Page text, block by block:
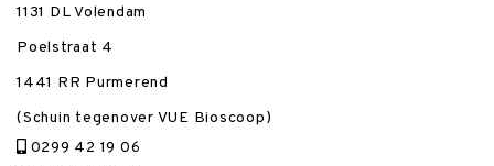
1131 DL Volendam
Poelstraat 4
1441 RR Purmerend
(Schuin tegenover VUE Bioscoop)
0299 42 19 06